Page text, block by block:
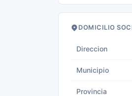
DOMICILIO
Direccion
Municipio
Provincia